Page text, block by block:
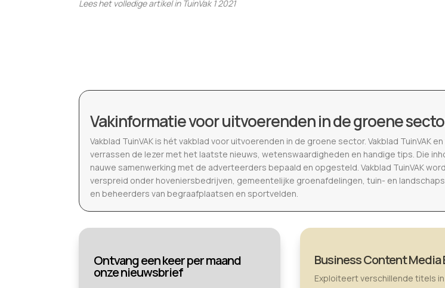
Lees het volledige artikel in TuinVak 1 2021
Vakinformatie voor uitvoerenden in de groene
Vakblad TuinVAK is hét vakblad voor uitvoerenden in de groene sector. Vakblad TuinVAK en
verrassen de lezer met het laatste nieuws, wetenswaardigheden en handige tips. Die
nauwe samenwerking met de adverteerders bepaald en opgesteld. Vakblad TuinVAK
verspreid onder hoveniersbedrijven, gemeentelijke groenafdelingen, tuin- en
en beheerders van begraafplaatsen en sportvelden.
Ontvang een keer per maand
onze nieuwsbrief
Business Content Media
Exploiteert verschillende titels